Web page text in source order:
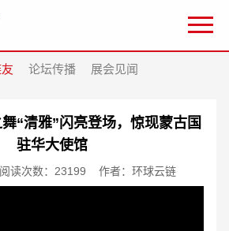
论坛传播 展会见闻
“清雅”闪亮登场，惊现蒙古国
驻华大使馆
阅读次数：23199 作者：环球云链